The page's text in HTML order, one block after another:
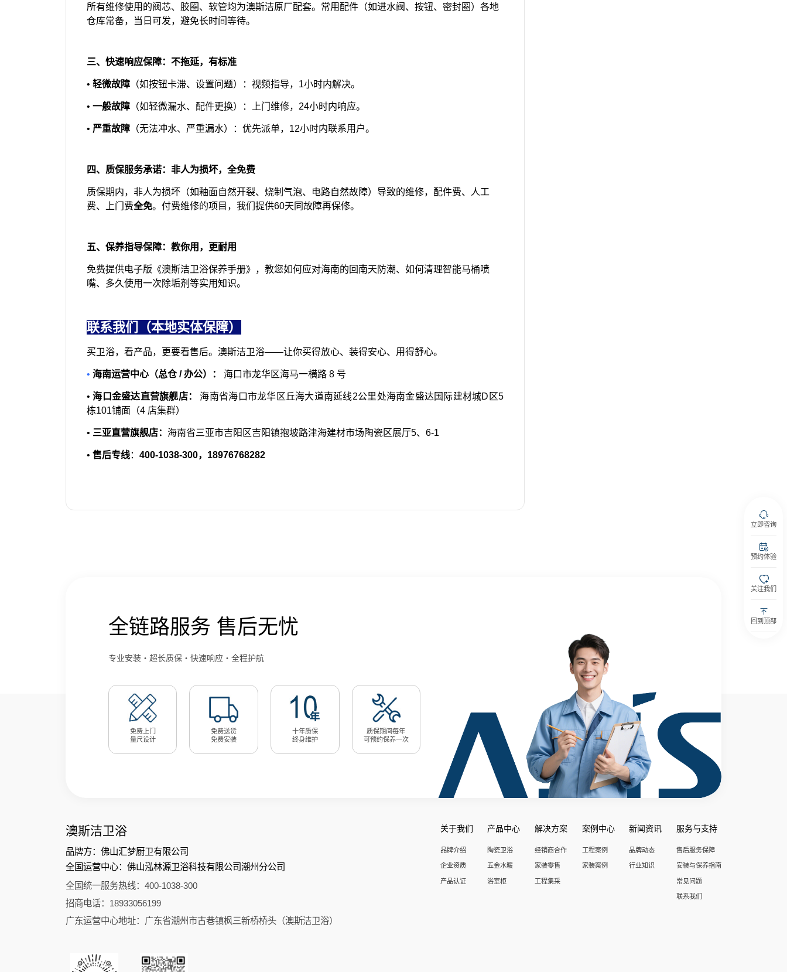
所有维修使用的阀芯、胶圈、软管均为澳斯洁原厂配套。常用配件（如进水阀、按钮、密封圈）各地
仓库常备，当日可发，避免长时间等待。
三、快速响应保障：不拖延，有标准
• 轻微故障（如按钮卡滞、设置问题）：视频指导，1小时内解决。
• 一般故障（如轻微漏水、配件更换）：上门维修，24小时内响应。
• 严重故障（无法冲水、严重漏水）：优先派单，12小时内联系用户。
四、质保服务承诺：非人为损坏，全免费
质保期内，非人为损坏（如釉面自然开裂、烧制气泡、电路自然故障）导致的维修，配件费、人工
费、上门费全免。付费维修的项目，我们提供60天同故障再保修。
五、保养指导保障：教你用，更耐用
免费提供电子版《澳斯洁卫浴保养手册》，教您如何应对海南的回南天防潮、如何清理智能马桶喷
嘴、多久使用一次除垢剂等实用知识。
联系我们（本地实体保障）
买卫浴，看产品，更要看售后。澳斯洁卫浴——让你买得放心、装得安心、用得舒心。
• 海南运营中心（总仓 / 办公）： 海口市龙华区海马一横路 8 号
•海口金盛达直营旗舰店：
海南省海口市龙华区丘海大道南延线2公里处海南金盛达国际建材城D区5
栋101铺面（4 店集群）
• 三亚直营旗舰店： 海南省三亚市吉阳区吉阳镇抱坡路津海建材市场陶瓷区展厅5、6-1
• 售后专线： 400-1038-300， 18976768282
全链路服务 售后无忧
专业安装・超长质保・快速响应・全程护航
免费上门
量尺设计
免费送货
免费安装
十年质保
终身维护
质保期间每年
可预约保养一次
澳斯洁卫浴
品牌方：佛山汇梦厨卫有限公司
全国运营中心：佛山泓林源卫浴科技有限公司潮州分公司
全国统一服务热线：400-1038-300
招商电话：18933056199
广东运营中心地址：广东省潮州市古巷镇枫三新桥桥头（澳斯洁卫浴）
关于我们
品牌介绍
企业资质
产品认证
产品中心
陶瓷卫浴
五金水暖
浴室柜
解决方案
经销商合作
家装零售
工程集采
案例中心
工程案例
家装案例
新闻资讯
品牌动态
行业知识
服务与支持
售后服务保障
安装与保养指南
常见问题
联系我们
立即咨询
预约体验
关注我们
回到顶部